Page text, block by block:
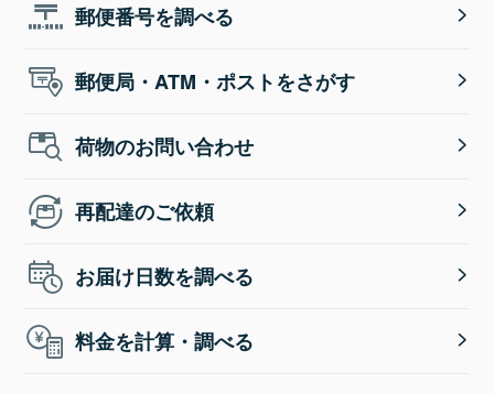
郵便番号を調べる
郵便局・ATM・ポストをさがす
荷物のお問い合わせ
再配達のご依頼
お届け日数を調べる
料金を計算・調べる